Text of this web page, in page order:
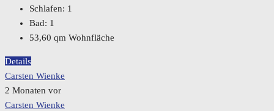
Schlafen: 1
Bad: 1
53,60 qm Wohnfläche
Details
Carsten Wienke
2 Monaten vor
Carsten Wienke